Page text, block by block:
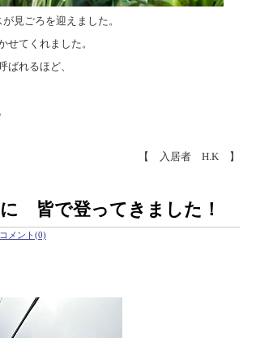
見ごろを迎えました。
せてくれました。
ばれるほど、
【 入居者 H.K 】
皆で登ってきました！
コメント(0)